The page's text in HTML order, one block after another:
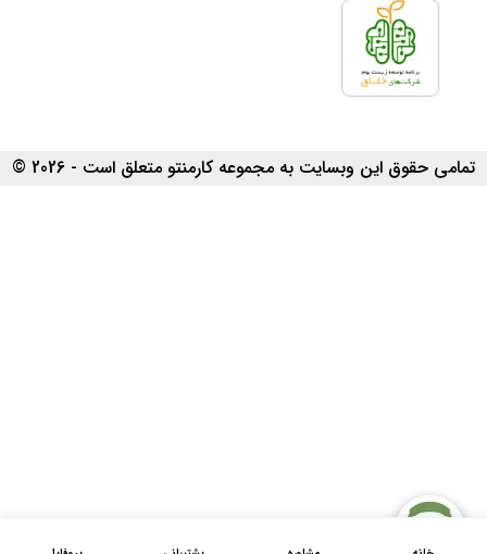
تمامی حقوق این وبسایت به مجموعه کارمنتو متعلق است - 2026 ©